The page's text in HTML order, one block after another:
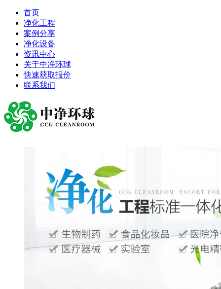
首页
净化工程
案例分享
净化设备
资讯中心
关于中净环球
快速获取报价
联系我们